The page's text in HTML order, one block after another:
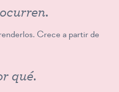
ocurren.
Crece a partir de
qué.